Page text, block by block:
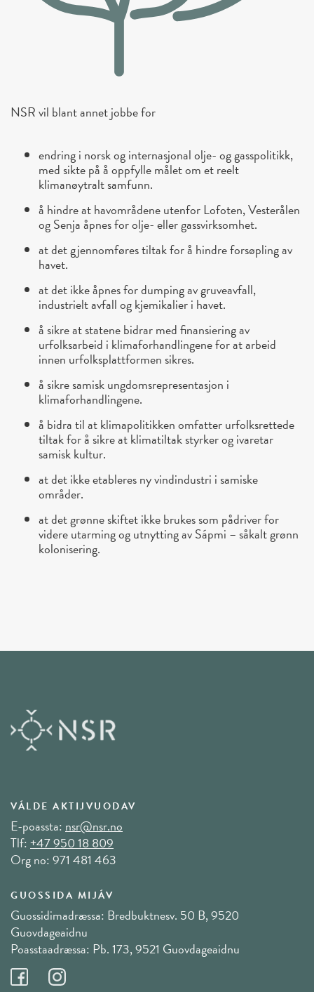
NSR vil blant annet jobbe for
endring i norsk og internasjonal olje- og gasspolitikk,
med sikte på å oppfylle målet om et reelt
klimanøytralt samfunn.
å hindre at havområdene utenfor Lofoten, Vesterålen
og Senja åpnes for olje- eller gassvirksomhet.
at det gjennomføres tiltak for å hindre forsøpling av
havet.
at det ikke åpnes for dumping av gruveavfall,
industrielt avfall og kjemikalier i havet.
å sikre at statene bidrar med finansiering av
urfolksarbeid i klimaforhandlingene for at arbeid
innen urfolksplattformen sikres.
å sikre samisk ungdomsrepresentasjon i
klimaforhandlingene.
å bidra til at klimapolitikken omfatter urfolksrettede
tiltak for å sikre at klimatiltak styrker og ivaretar
samisk kultur.
at det ikke etableres ny vindindustri i samiske
områder.
at det grønne skiftet ikke brukes som pådriver for
videre utarming og utnytting av Sápmi – såkalt grønn
kolonisering.
VÁLDE AKTIJVUODAV
E-poassta: nsr@nsr.no
Tlf:+47 950 18 809
Org no: 971 481 463
GUOSSIDA MIJÁV
Guossidimadræssa: Bredbuktnesv. 50 B, 9520
Guovdageaidnu
Poasstaadræssa: Pb. 173, 9521 Guovdageaidnu